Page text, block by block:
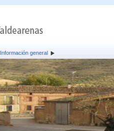
Información general